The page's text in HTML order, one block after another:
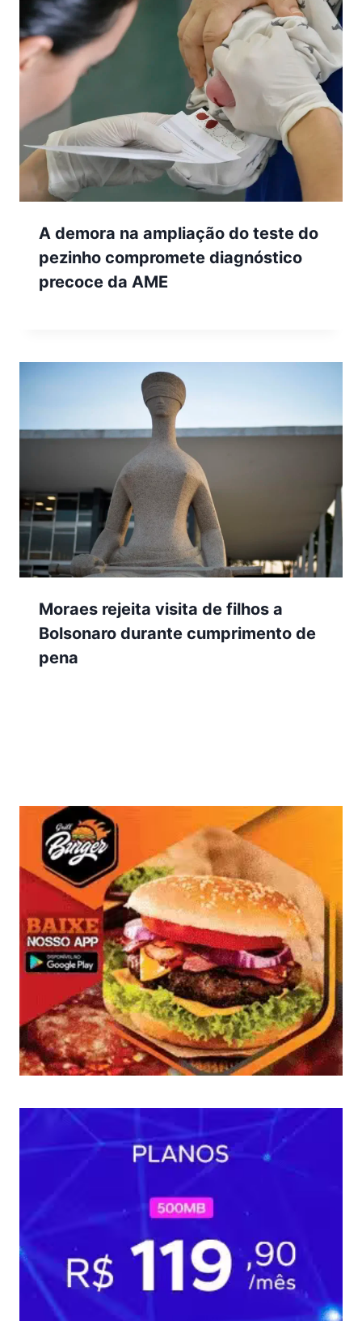
A demora na ampliação do teste do
pezinho compromete diagnóstico
precoce da AME
Moraes rejeita visita de filhos a
Bolsonaro durante cumprimento de
pena